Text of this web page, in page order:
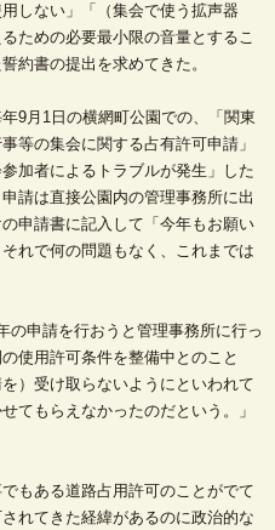
しない」「（集会で使う拡声器
ための必要最小限の音量とするこ
約書の提出を求めてきた。
9月1日の横網町公園での、「関東
等の集会に関する占有許可申請」
加者によるトラブルが発生」した
請は直接公園内の管理事務所に出
申請書に記入して「今年もお願い
れで何の問題もなく、これまでは
申請を行おうと管理事務所に行っ
使用許可条件を整備中とのこと
）受け取らないようにといわれて
てもらえなかったのだという。」
もある道路占用許可のことがでて
れてきた経緯があるのに政治的な